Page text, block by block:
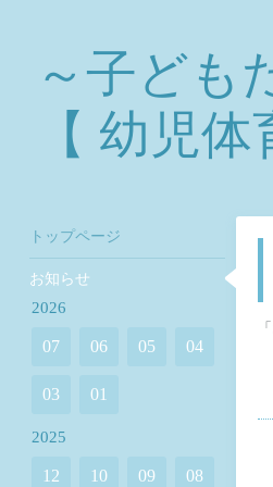
～子ども
【 幼児
トップページ
お知らせ
2026
07 06 05 04
03 01
2025
12 10 09 08